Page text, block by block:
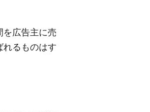
を広告主に売
れるものはす